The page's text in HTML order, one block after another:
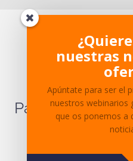
¿Te ha
¿Tienes
Para cualquier
contacto
nuestras
Apúntate para ser el
nuestros webinarios
que os ponemos a